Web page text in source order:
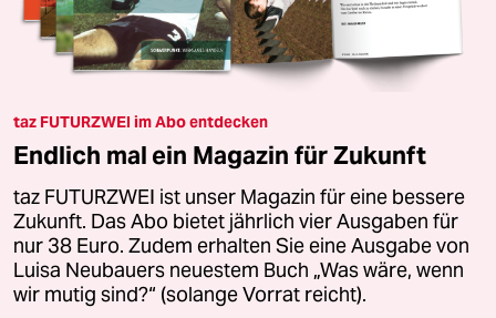
taz FUTURZWEI im Abo entdecken
Endlich mal ein Magazin für Zukunft
taz FUTURZWEI ist unser Magazin für eine bessere
Zukunft. Das Abo bietet jährlich vier Ausgaben für
nur 38 Euro. Zudem erhalten Sie eine Ausgabe von
Luisa Neubauers neuestem Buch „Was wäre, wenn
wir mutig sind?“ (solange Vorrat reicht).